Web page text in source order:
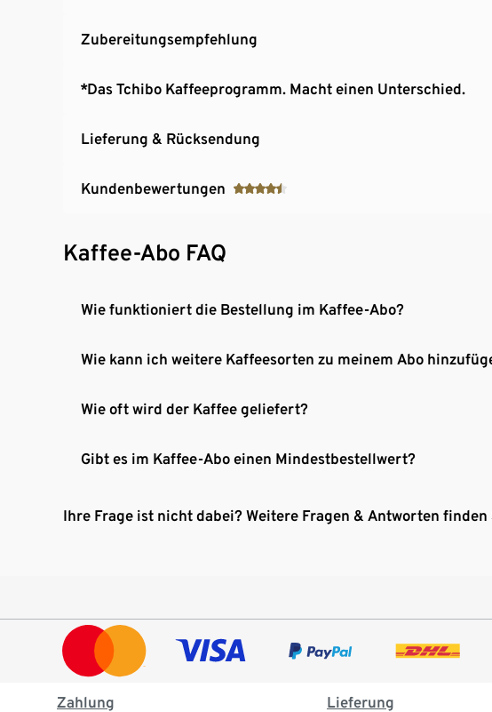
Zubereitungsempfehlung
*Das Tchibo Kaffeeprogramm. Macht einen Unterschied.
Lieferung & Rücksendung
Kundenbewertungen
Kaffee-Abo FAQ
Wie funktioniert die Bestellung im Kaffee-Abo?
Wie kann ich weitere Kaffeesorten zu meinem Abo
Wie oft wird der Kaffee geliefert?
Gibt es im Kaffee-Abo einen Mindestbestellwert?
Ihre Frage ist nicht dabei? Weitere Fragen & Antworten finden
Zahlung Lieferung